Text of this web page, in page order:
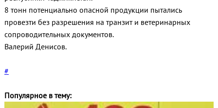
8 тонн потенциально опасной продукции пытались
провезти без разрешения на транзит и ветеринарных
сопроводительных документов.
Валерий Денисов.
#
Популярное в тему: